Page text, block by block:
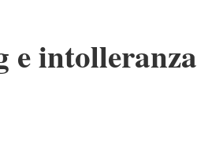
e intolleranza